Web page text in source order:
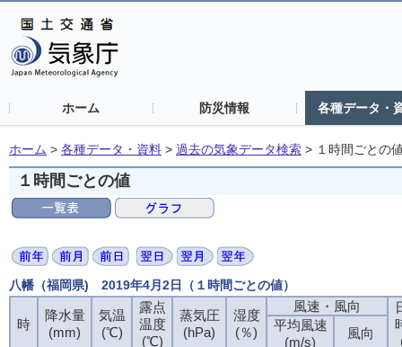
ホーム 防災情報 各種データ・
ホーム > 各種データ・資料 > 過去の気象データ検索 > １時間ごとの
１時間ごとの値
八幡（福岡県) 2019年4月2日（１時間ごとの値）
時
降水量
(mm)
気温
(℃)
露点
温度
(℃)
蒸気圧
(hPa)
湿度
(％)
風速・風向
平均風速
(m/s)
風向